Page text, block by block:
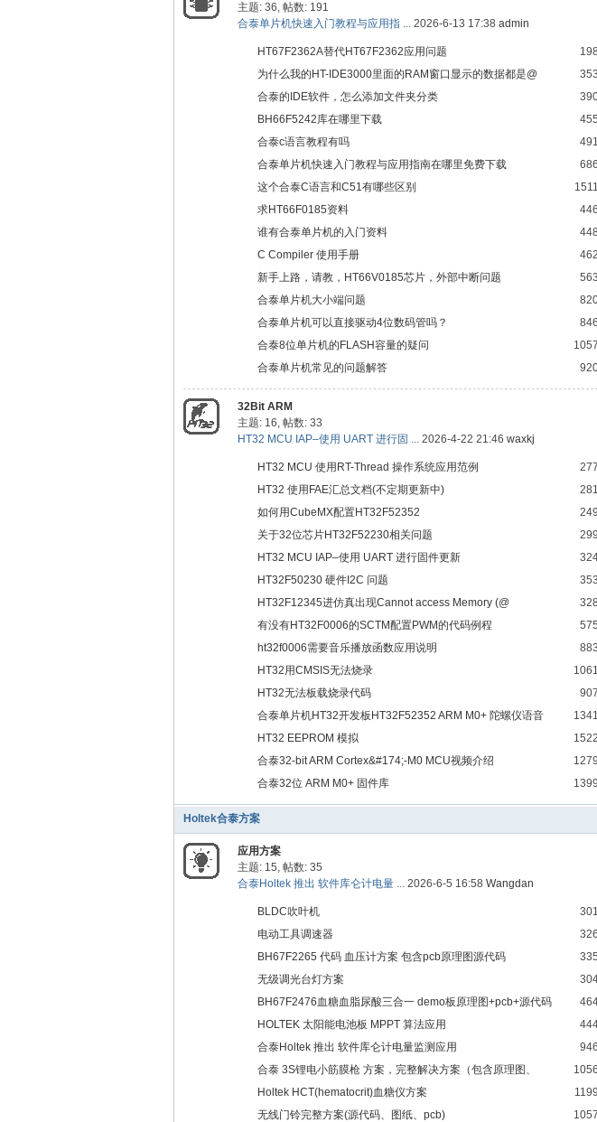
社版块排行
最新会员
程序随便跑通
35
主题: 36, 帖数: 191
合泰单片机快速入门教程与应用指 ... 2026-6-13 17:38 admin
HT67F2362A替代HT67F2362应用问题
为什么我的HT-IDE3000里面的RAM窗口显示的数据都是@
合泰的IDE软件，怎么添加文件夹分类
BH66F5242库在哪里下载
合泰c语言教程有吗
合泰单片机快速入门教程与应用指南在哪里免费下载
这个合泰C语言和C51有哪些区别
求HT66F0185资料
谁有合泰单片机的入门资料
C Compiler 使用手册
新手上路，请教，HT66V0185芯片，外部中断问题
合泰单片机大小端问题
合泰单片机可以直接驱动4位数码管吗？
合泰8位单片机的FLASH容量的疑问
合泰单片机常见的问题解答
32Bit ARM
主题: 16, 帖数: 33
HT32 MCU IAP–使用 UART 进行固 ... 2026-4-22 21:46 waxkj
HT32 MCU 使用RT-Thread 操作系统应用范例
HT32 使用FAE汇总文档(不定期更新中)
如何用CubeMX配置HT32F52352
关于32位芯片HT32F52230相关问题
HT32 MCU IAP–使用 UART 进行固件更新
HT32F50230 硬件I2C 问题
HT32F12345进仿真出现Cannot access Memory (@
0x40024004, Read, Acc Size: 4...问题
有没有HT32F0006的SCTM配置PWM的代码例程
ht32f0006需要音乐播放函数应用说明
HT32用CMSIS无法烧录
HT32无法板载烧录代码
合泰单片机HT32开发板HT32F52352 ARM M0+ 陀螺仪语音
TFTLCD
HT32 EEPROM 模拟
合泰32-bit ARM Cortex&#174;-M0 MCU视频介绍
合泰32位 ARM M0+ 固件库
Holtek合泰方案
应用方案
主题: 15, 帖数: 35
合泰Holtek 推出 软件库仑计电量 ... 2026-6-5 16:58 Wangdan
BLDC吹叶机
电动工具调速器
BH67F2265 代码 血压计方案 包含pcb原理图源代码
无级调光台灯方案
BH67F2476血糖血脂尿酸三合一 demo板原理图+pcb+源代码
HOLTEK 太阳能电池板 MPPT 算法应用
合泰Holtek 推出 软件库仑计电量监测应用
合泰 3S锂电小筋膜枪 方案，完整解决方案（包含原理图、
PCB、源代码）
Holtek HCT(hematocrit)血糖仪方案
无线门铃完整方案(源代码、图纸、pcb)